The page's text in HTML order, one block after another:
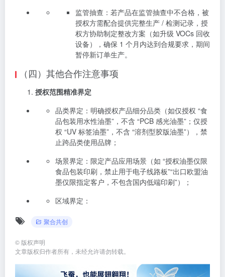
监管抽查：若产品在监管抽查中不合格，被
授权方需配合提供完整生产 / 检测记录，授
权方协助制定整改方案（如升级 VOCs 回收
设备），确保 1 个月内达到合规要求，期间
暂停新订单生产。
（四）其他合作注意事项
授权范围精准界定
品类界定：明确授权产品细分品类（如仅授权 “食
品包装用水性油墨”，不含 “PCB 感光油墨”；仅授
权 “UV 标签油墨”，不含 “溶剂型胶版油墨”），禁
止跨品类使用品牌；
场景界定：限定产品应用场景（如 “授权油墨仅限
食品包装印刷，禁止用于电子线路板”“出口欧盟油
墨仅限指定客户，不包含国内低端印刷”）；
区域界定：
聚合共创
© 版权声明
文章版权归作者所有，未经允许请勿转载。